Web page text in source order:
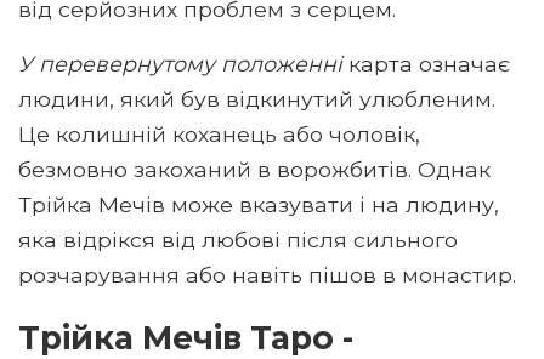
від серйозних проблем з серцем.
У перевернутому положеннікарта означає
людини, який був відкинутий улюбленим.
Це колишній коханець або чоловік,
безмовно закоханий в ворожбитів. Однак
Трійка Мечів може вказувати і на людину,
яка відрікся від любові після сильного
розчарування або навіть пішов в монастир.
Трійка Мечів Таро -